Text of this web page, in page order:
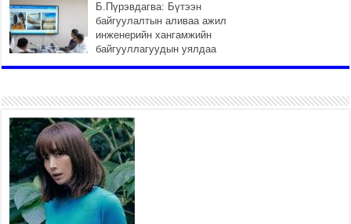
Б.Пүрэвдагва: Бүтээн
байгуулалтын аливаа ажил
инженерийн хангамжийн
байгууллагуудын уялдаа
холбоогүйгээс саатах ёсгүй
“Сэлбэ 20 минутын хот” төслийн анхны 12
давхар барилгын үндсэн карказ, цутгалтын ажил
дууслаа
2026 оны 7 сар 20 / 17 цаг 17 минут
Мопед, скүүтер, тэдгээртэй адилтгах үзүүлэлт
бүхий тээврийн хэрэгсэлтэй холбоотой
нийслэлийн засаг дарга захирамж гаргалаа
2026 оны 7 сар 20 / 17 цаг 11 минут